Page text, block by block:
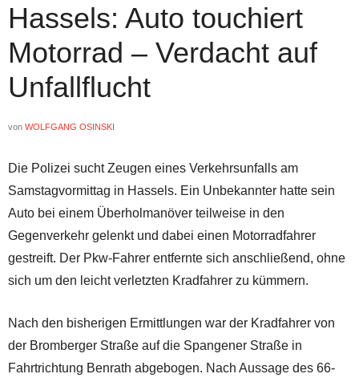
Hassels: Auto touchiert
Motorrad – Verdacht auf
Unfallflucht
von WOLFGANG OSINSKI
Die Polizei sucht Zeugen eines Verkehrsunfalls am
Samstagvormittag in Hassels. Ein Unbekannter hatte sein
Auto bei einem Überholmanöver teilweise in den
Gegenverkehr gelenkt und dabei einen Motorradfahrer
gestreift. Der Pkw-Fahrer entfernte sich anschließend, ohne
sich um den leicht verletzten Kradfahrer zu kümmern.
Nach den bisherigen Ermittlungen war der Kradfahrer von
der Bromberger Straße auf die Spangener Straße in
Fahrtrichtung Benrath abgebogen. Nach Aussage des 66-